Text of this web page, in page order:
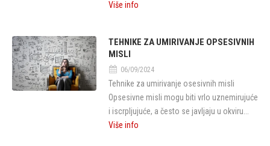
Više info
TEHNIKE ZA UMIRIVANJE OPSESIVNIH
MISLI
06/09/2024
Tehnike za umirivanje osesivnih misli
Opsesivne misli mogu biti vrlo uznemirujuće
i iscrpljujuće, a često se javljaju u okviru...
Više info